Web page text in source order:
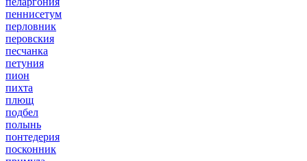
пеннисетум
перловник
перовския
песчанка
петуния
пион
пихта
плющ
подбел
полынь
понтедерия
посконник